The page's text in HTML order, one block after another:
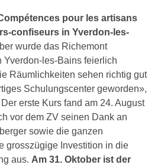
pour les artisans
confiseurs in Yverdon-les-
wurde das Richemont
Yverdon-les-Bains feierlich
Räumlichkeiten sehen richtig gut
Schulungscenter geworden»,
erste Kurs fand am 24. August
vor dem ZV seinen Dank an
sowie die ganzen
grosszügige Investition in die
aus. Am 31. Oktober ist der